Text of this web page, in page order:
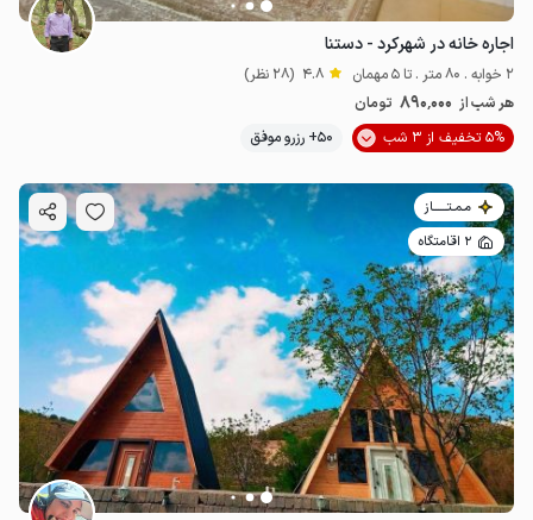
2.43میلیون ت
اجاره خانه در شهرکرد - دستنا
2 خوابه . 80 متر . تا 5 مهمان 4.8 (28 نظر)
هر شب از 890٬000 تومان
5% تخفیف از 3 شب
50+ رزرو موفق
مـمـتــــــاز
2 اقامتگاه